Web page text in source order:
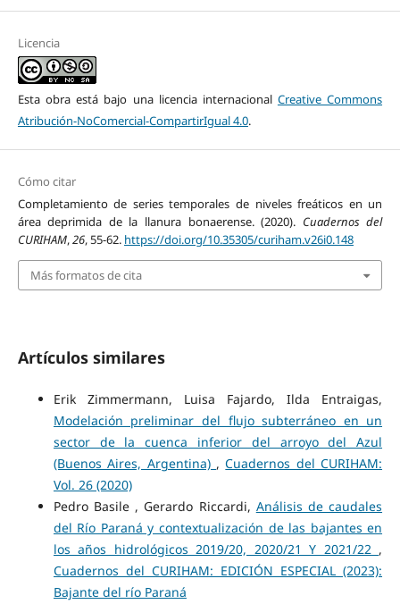
Licencia
Esta obra está bajo una licencia internacional Creative Commons
Atribución-NoComercial-CompartirIgual 4.0.
Cómo citar
Completamiento de series temporales de niveles freáticos en un
área deprimida de la llanura bonaerense. (2020). Cuadernos del
CURIHAM,26, 55-62. https://doi.org/10.35305/curiham.v26i0.148
Más formatos de cita
Artículos similares
Erik Zimmermann, Luisa Fajardo, Ilda Entraigas,
Modelación preliminar del flujo subterráneo en un
sector de la cuenca inferior del arroyo del Azul
(Buenos Aires, Argentina) ,Cuadernos del CURIHAM:
Vol. 26 (2020)
Pedro Basile , Gerardo Riccardi, Análisis de caudales
del Río Paraná y contextualización de las bajantes en
los años hidrológicos 2019/20, 2020/21 Y 2021/22 ,
Cuadernos del CURIHAM: EDICIÓN ESPECIAL (2023):
Bajante del río Paraná